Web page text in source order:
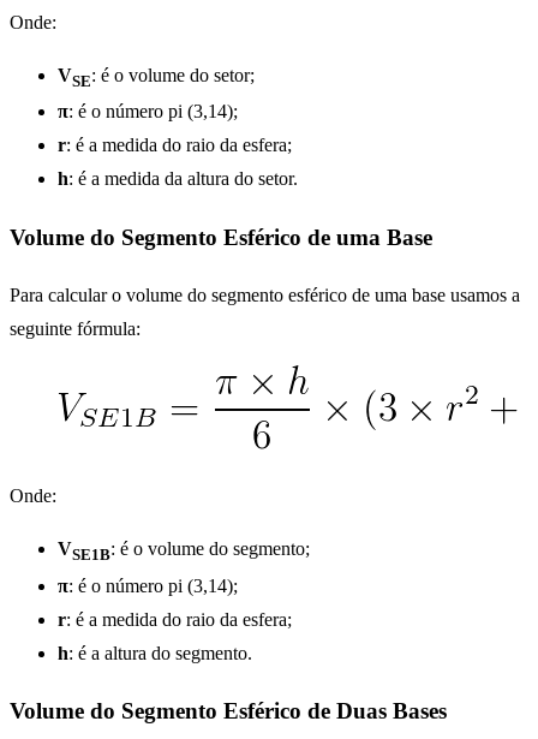
Onde:
VSE: é o volume do setor;
π: é o número pi (3,14);
r: é a medida do raio da esfera;
h: é a medida da altura do setor.
Volume do Segmento Esférico de uma Base
Para calcular o volume do segmento esférico de uma base usamos a
seguinte fórmula:
Onde:
VSE1B: é o volume do segmento;
π: é o número pi (3,14);
r: é a medida do raio da esfera;
h: é a altura do segmento.
Volume do Segmento Esférico de Duas Bases